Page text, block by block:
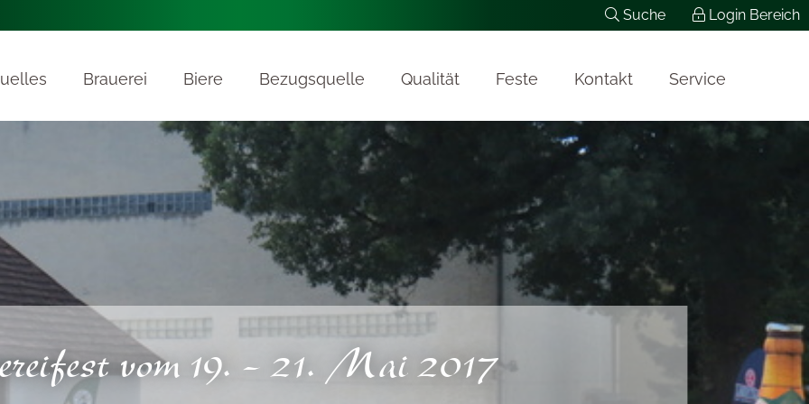
Suche Login Bereich
Brauerei Biere Bezugsquelle Qualität Feste Kontakt Service
vom 19. – 21. Mai 2017